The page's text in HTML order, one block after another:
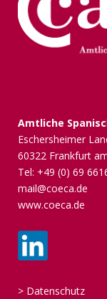
Amtliche
Eschersheimer
60322 Frankfurt
Tel: +49 (0) 69
mail@coeca.de
www.coeca.de
> Datenschutz